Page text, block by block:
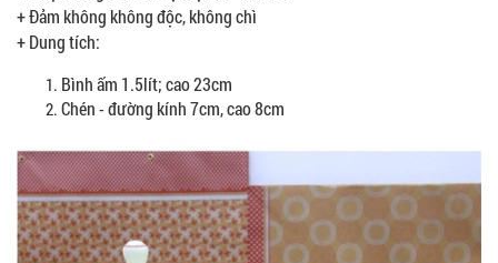
+ Đảm không không độc, không chì
+ Dung tích:
Bình ấm 1.5lít; cao 23cm
Chén - đường kính 7cm, cao 8cm